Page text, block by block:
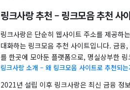
링크사랑 추천 – 링크모음 추천 사
링크사랑은 단순히 웹사이트 주소를 제공하
대화하는 링크모음 추천 사이트입니다. 금
를 한곳에 모아둔 플랫폼으로, 명실상부한
링크사랑 소개 – 왜 링크모음 사이트로 추천되는
2021년 설립 이후 링크사랑은 최신 금융 정